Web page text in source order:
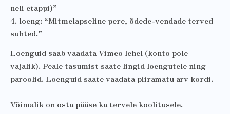
neli etappi)”
4. loeng: “Mitmelapseline pere, õdede-vendade terved
suhted.”
Loenguid saab vaadata Vimeo lehel (konto pole
vajalik). Peale tasumist saate lingid loengutele ning
paroolid. Loenguid saate vaadata piiramatu arv kordi.
Võimalik on osta pääse ka tervele koolitusele.